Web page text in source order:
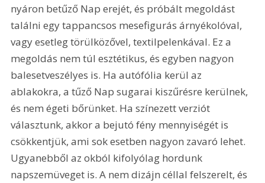
nyáron betűző Nap erejét, és próbált megoldást
találni egy tappancsos mesefigurás árnyékolóval,
vagy esetleg törülközővel, textilpelenkával. Ez a
megoldás nem túl esztétikus, és egyben nagyon
balesetveszélyes is. Ha autófólia kerül az
ablakokra, a tűző Nap sugarai kiszűrésre kerülnek,
és nem égeti bőrünket. Ha színezett verziót
választunk, akkor a bejutó fény mennyiségét is
csökkentjük, ami sok esetben nagyon zavaró lehet.
Ugyanebből az okból kifolyólag hordunk
napszemüveget is. A nem dizájn céllal felszerelt, és